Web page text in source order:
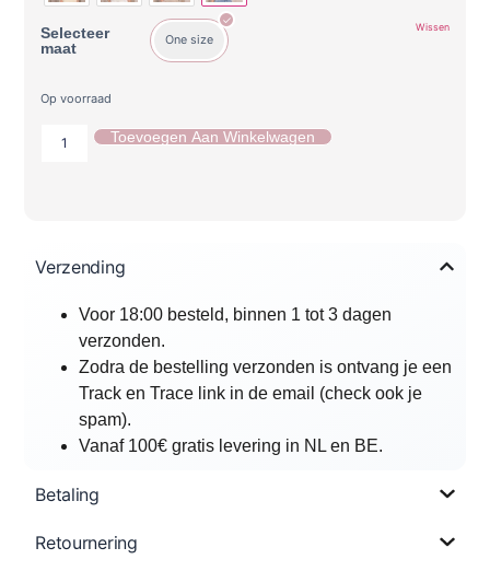
Selecteer
maat
One size
Wissen
Op voorraad
Toevoegen Aan Winkelwagen
Verzending
Voor 18:00 besteld, binnen 1 tot 3 dagen
verzonden.
Zodra de bestelling verzonden is ontvang je een
Track en Trace link in de email (check ook je
spam).
Vanaf 100€ gratis levering in NL en BE.
Betaling
Retournering